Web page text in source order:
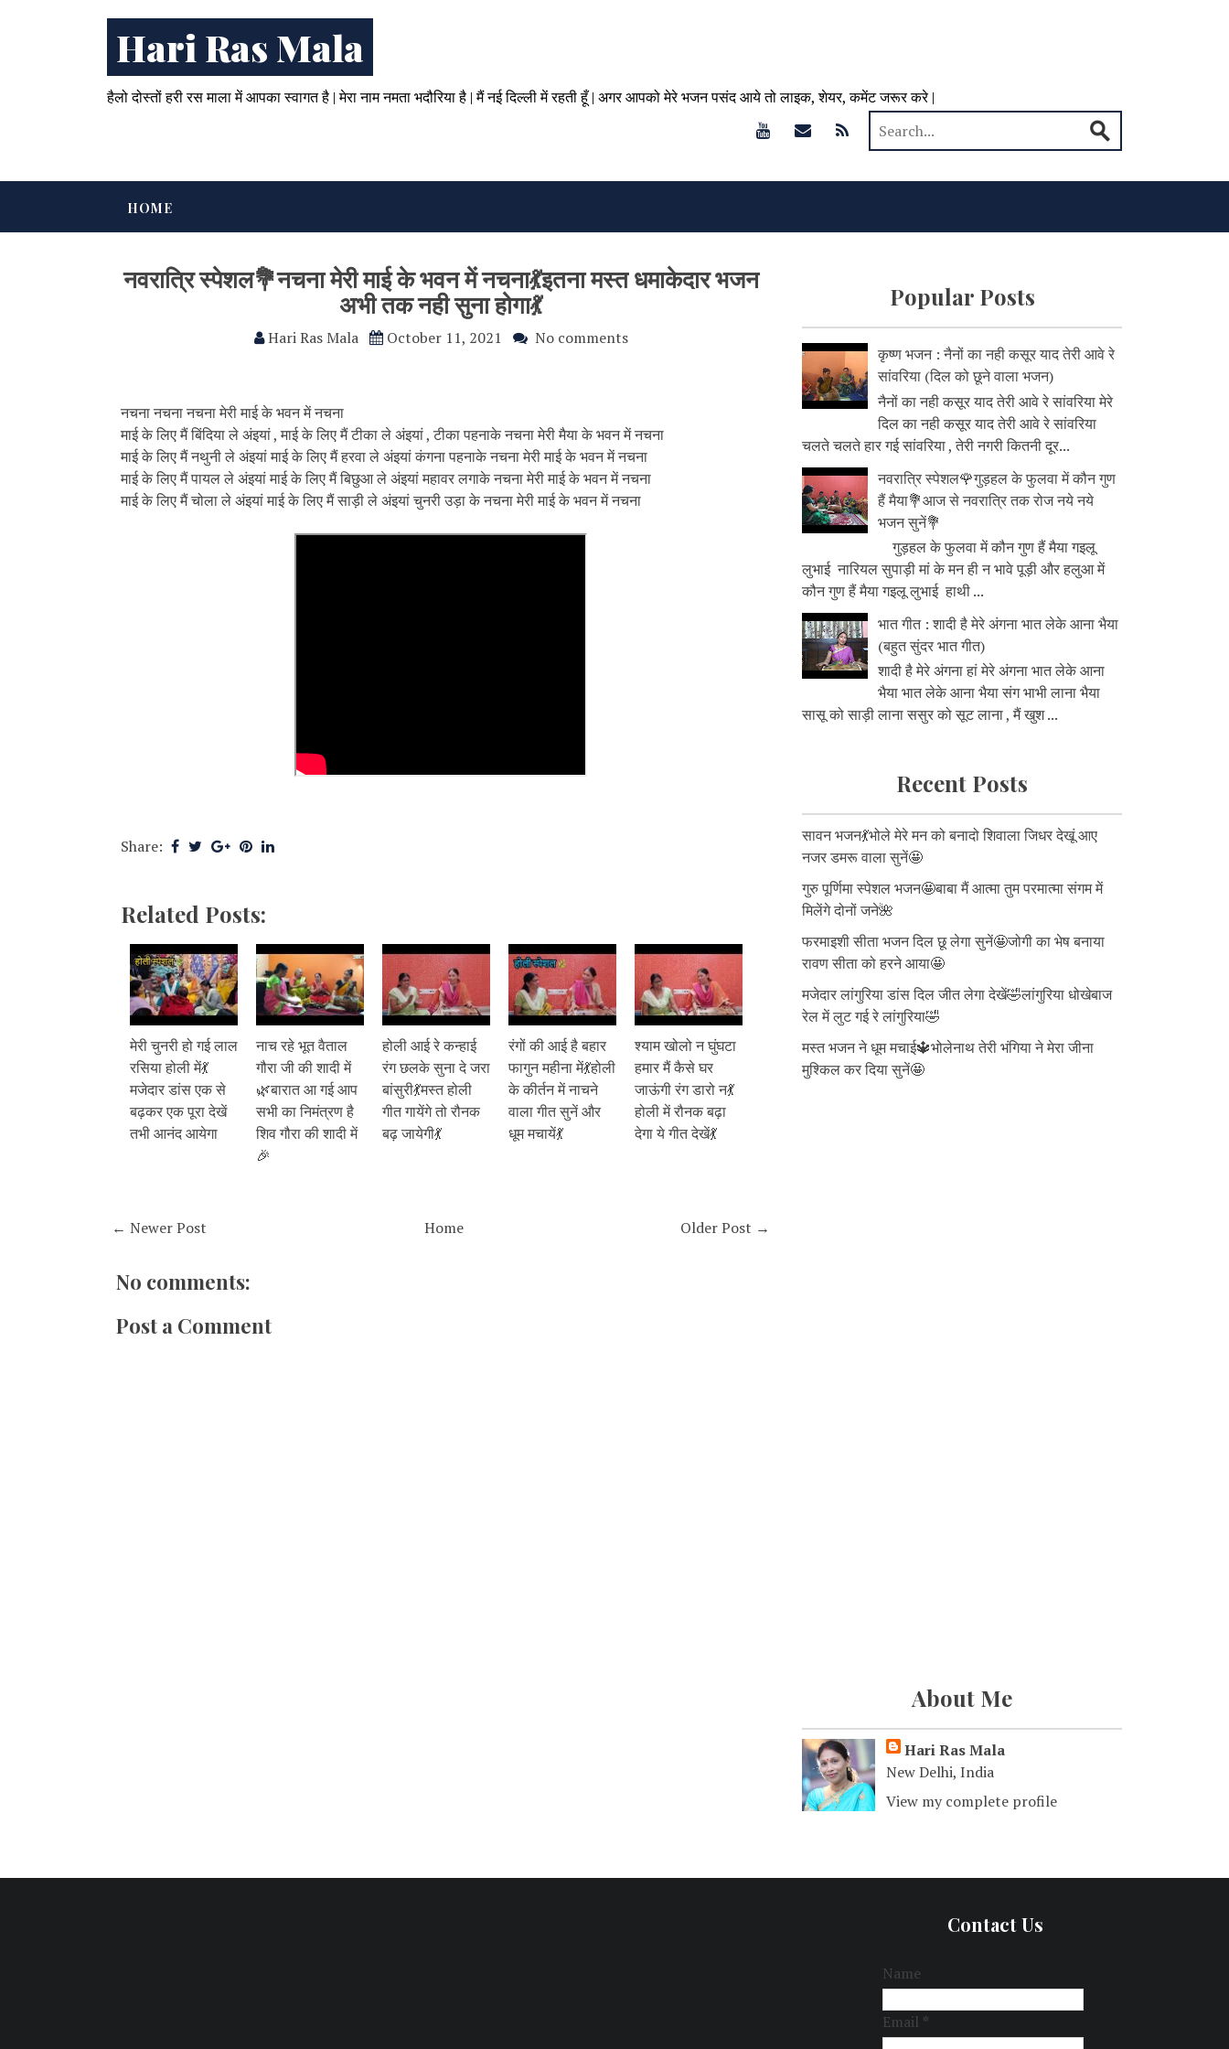
Hari Ras Mala
हैलो दोस्तों हरी रस माला में आपका स्वागत है | मेरा नाम नमता भदौरिया है | मैं नई दिल्ली में रहती हूँ | अगर आपको मेरे भजन पसंद आये तो लाइक, शेयर, कमेंट जरूर करे |
HOME
नवरात्रि स्पेशल💐नचना मेरी माई के भवन में नचना💃इतना मस्त धमाकेदार भजन
अभी तक नही सुना होगा💃
Hari Ras Mala October 11, 2021 No comments
नचना नचना नचना मेरी माई के भवन में नचना
माई के लिए मैं बिंदिया ले अंइयां , माई के लिए मैं टीका ले अंइयां , टीका पहनाके नचना मेरी मैया के भवन में नचना
माई के लिए मैं नथुनी ले अंइयां माई के लिए मैं हरवा ले अंइयां कंगना पहनाके नचना मेरी माई के भवन में नचना
माई के लिए मैं पायल ले अंइयां माई के लिए मैं बिछुआ ले अंइयां महावर लगाके नचना मेरी माई के भवन में नचना
माई के लिए मैं चोला ले अंइयां माई के लिए मैं साड़ी ले अंइयां चुनरी उड़ा के नचना मेरी माई के भवन में नचना
Share:
Related Posts:
मेरी चुनरी हो गई लाल
रसिया होली में💃
मजेदार डांस एक से
बढ़कर एक पूरा देखें
तभी आनंद आयेगा
नाच रहे भूत वैताल
गौरा जी की शादी में
🌿बारात आ गई आप
सभी का निमंत्रण है
शिव गौरा की शादी में
🎉
होली आई रे कन्हाई
रंग छलके सुना दे जरा
बांसुरी💃मस्त होली
गीत गायेंगे तो रौनक
बढ़ जायेगी💃
रंगों की आई है बहार
फागुन महीना में💃होली
के कीर्तन में नाचने
वाला गीत सुनें और
धूम मचायें💃
श्याम खोलो न घुंघटा
हमार मैं कैसे घर
जाऊंगी रंग डारो न💃
होली में रौनक बढ़ा
देगा ये गीत देखें💃
← Newer Post Older Post →
Home
No comments:
Post a Comment
Popular Posts
कृष्ण भजन : नैनों का नही कसूर याद तेरी आवे रे
सांवरिया (दिल को छूने वाला भजन)
नैनों का नही कसूर याद तेरी आवे रे सांवरिया मेरे
दिल का नही कसूर याद तेरी आवे रे सांवरिया
चलते चलते हार गई सांवरिया , तेरी नगरी कितनी दूर...
नवरात्रि स्पेशल🌹गुड़हल के फुलवा में कौन गुण
हैं मैया💐आज से नवरात्रि तक रोज नये नये
भजन सुनें💐
गुड़हल के फुलवा में कौन गुण हैं मैया गइलू
लुभाई नारियल सुपाड़ी मां के मन ही न भावे पूड़ी और हलुआ में
कौन गुण हैं मैया गइलू लुभाई हाथी ...
भात गीत : शादी है मेरे अंगना भात लेके आना भैया
(बहुत सुंदर भात गीत)
शादी है मेरे अंगना हां मेरे अंगना भात लेके आना
भैया भात लेके आना भैया संग भाभी लाना भैया
सासू को साड़ी लाना ससुर को सूट लाना , मैं खुश ...
Recent Posts
सावन भजन💃भोले मेरे मन को बनादो शिवाला जिधर देखूं आए
नजर डमरू वाला सुनें🤩
गुरु पूर्णिमा स्पेशल भजन🤩बाबा मैं आत्मा तुम परमात्मा संगम में
मिलेंगे दोनों जने🌺
फरमाइशी सीता भजन दिल छू लेगा सुनें🤩जोगी का भेष बनाया
रावण सीता को हरने आया🤩
मजेदार लांगुरिया डांस दिल जीत लेगा देखें🤣लांगुरिया धोखेबाज
रेल में लुट गई रे लांगुरिया🤣
मस्त भजन ने धूम मचाई🔱भोलेनाथ तेरी भंगिया ने मेरा जीना
मुश्किल कर दिया सुनें🤩
About Me
Hari Ras Mala
New Delhi, India
View my complete profile
Contact Us
Name
Email *